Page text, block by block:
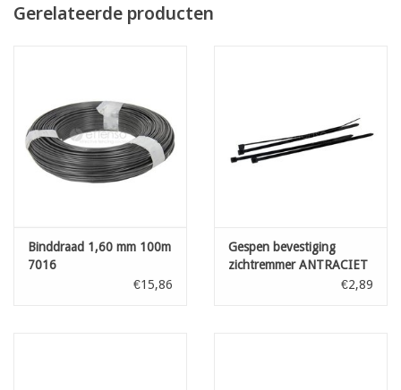
OPGELET! Online kan U enkel de totale lengte in 1 stuk bestellen
- wenst U verschillende kleinere afgesneden stukken -
neem dan contact met ons op voor een aangepaste offerte
Gerelateerde producten
Binddraad 1,60 mm 100m
7016
€15,86
Gespen bevestiging
zichtremmer ANTRACIET
€2,89